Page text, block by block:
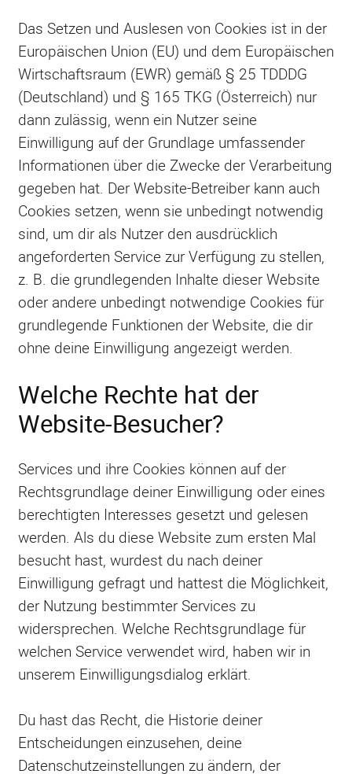
Das Setzen und Auslesen von Cookies ist in der
Europäischen Union (EU) und dem Europäischen
Wirtschaftsraum (EWR) gemäß § 25 TDDDG
(Deutschland) und § 165 TKG (Österreich) nur
dann zulässig, wenn ein Nutzer seine
Einwilligung auf der Grundlage umfassender
Informationen über die Zwecke der Verarbeitung
gegeben hat. Der Website-Betreiber kann auch
Cookies setzen, wenn sie unbedingt notwendig
sind, um dir als Nutzer den ausdrücklich
angeforderten Service zur Verfügung zu stellen,
z. B. die grundlegenden Inhalte dieser Website
oder andere unbedingt notwendige Cookies für
grundlegende Funktionen der Website, die dir
ohne deine Einwilligung angezeigt werden.
Welche Rechte hat der
Website-Besucher?
Services und ihre Cookies können auf der
Rechtsgrundlage deiner Einwilligung oder eines
berechtigten Interesses gesetzt und gelesen
werden. Als du diese Website zum ersten Mal
besucht hast, wurdest du nach deiner
Einwilligung gefragt und hattest die Möglichkeit,
der Nutzung bestimmter Services zu
widersprechen. Welche Rechtsgrundlage für
welchen Service verwendet wird, haben wir in
unserem Einwilligungsdialog erklärt.
Du hast das Recht, die Historie deiner
Entscheidungen einzusehen, deine
Datenschutzeinstellungen zu ändern, der